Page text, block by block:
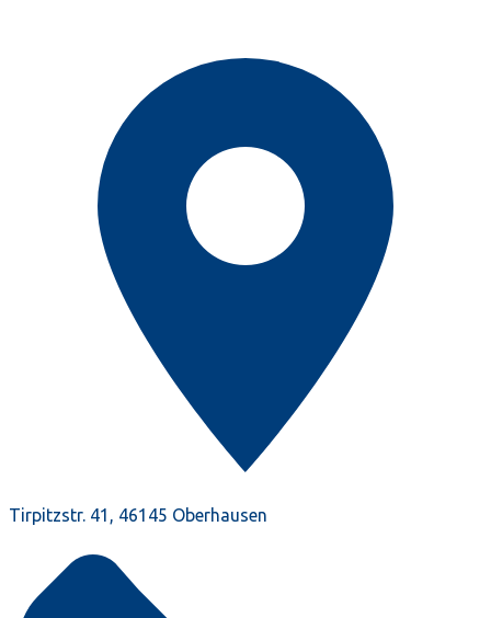
Tirpitzstr. 41, 46145 Oberhausen